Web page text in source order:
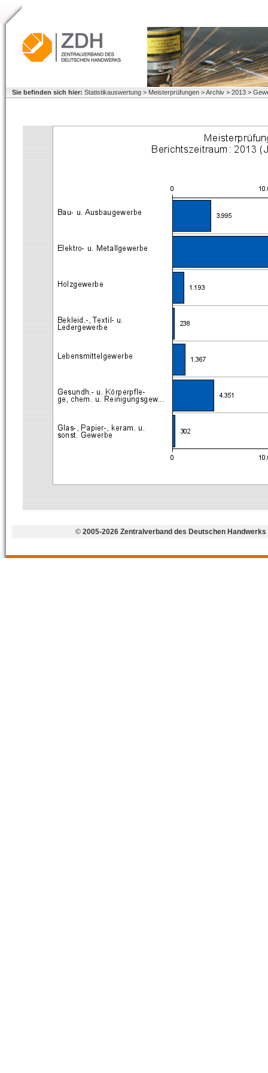
Sie befinden sich hier: Statistikauswertung > Meisterprüfungen > Archiv > 2013 >
© 2005-2026 Zentralverband des Deutschen Handwerks